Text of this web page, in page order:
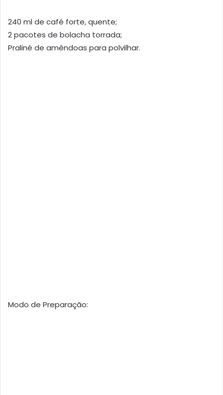
240 ml de café forte, quente;
2 pacotes de bolacha torrada;
Praliné de amêndoas para polvilhar.
Modo de Preparação: